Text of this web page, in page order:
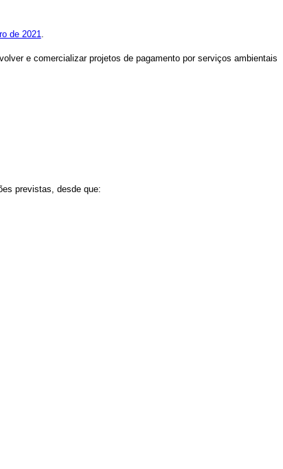
de 2021.
e comercializar projetos de pagamento por serviços ambientais
previstas, desde que: